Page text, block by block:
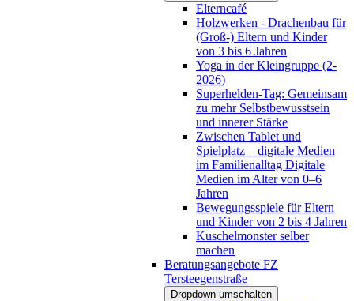
Elterncafé
Holzwerken - Drachenbau für
(Groß-) Eltern und Kinder
von 3 bis 6 Jahren
Yoga in der Kleingruppe (2-
2026)
Superhelden-Tag: Gemeinsam
zu mehr Selbstbewusstsein
und innerer Stärke
Zwischen Tablet und
Spielplatz – digitale Medien
im Familienalltag Digitale
Medien im Alter von 0–6
Jahren
Bewegungsspiele für Eltern
und Kinder von 2 bis 4 Jahren
Kuschelmonster selber
machen
Beratungsangebote FZ
Tersteegenstraße
Dropdown umschalten